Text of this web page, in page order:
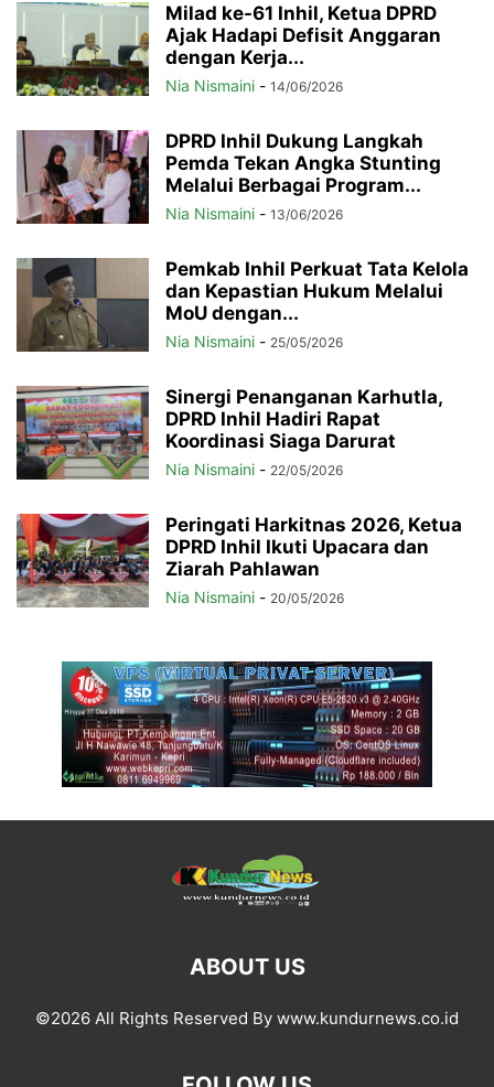
Milad ke-61 Inhil, Ketua DPRD
Ajak Hadapi Defisit Anggaran
dengan Kerja...
Nia Nismaini - 14/06/2026
DPRD Inhil Dukung Langkah
Pemda Tekan Angka Stunting
Melalui Berbagai Program...
Nia Nismaini - 13/06/2026
Pemkab Inhil Perkuat Tata Kelola
dan Kepastian Hukum Melalui
MoU dengan...
Nia Nismaini - 25/05/2026
Sinergi Penanganan Karhutla,
DPRD Inhil Hadiri Rapat
Koordinasi Siaga Darurat
Nia Nismaini - 22/05/2026
Peringati Harkitnas 2026, Ketua
DPRD Inhil Ikuti Upacara dan
Ziarah Pahlawan
Nia Nismaini - 20/05/2026
ABOUT US
©2026 All Rights Reserved By www.kundurnews.co.id